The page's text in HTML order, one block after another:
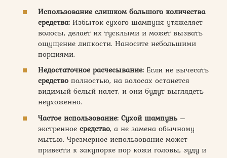
Использование слишком большого количества
средства: Избыток сухого шампуня утяжеляет
волосы, делает их тусклыми и может вызвать
ощущение липкости. Наносите небольшими
порциями.
Недостаточное расчесывание: Если не вычесать
средство полностью, на волосах останется
видимый белый налет, и они будут выглядеть
неухоженно.
Частое использование: Сухой шампунь –
экстренное средство, а не замена обычному
мытью. Чрезмерное использование может
привести к закупорке пор кожи головы, зуду и